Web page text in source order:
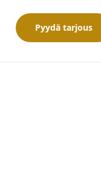
Pyydä tarjous